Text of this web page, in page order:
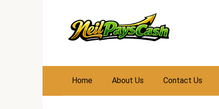
Home About Us Contact Us